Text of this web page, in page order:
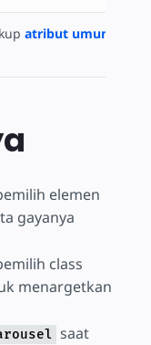
atribut umum
elemen
gayanya
class
menargetkan
saat